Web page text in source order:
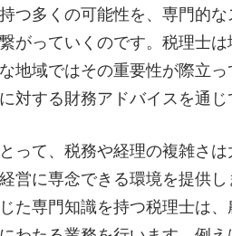
つ多くの可能性を、専門的
がっていくのです。税理士
地域ではその重要性が際立
対する財務アドバイスを通じ
って、税務や経理の複雑さ
営に専念できる環境を提供
た専門知識を持つ税理士は